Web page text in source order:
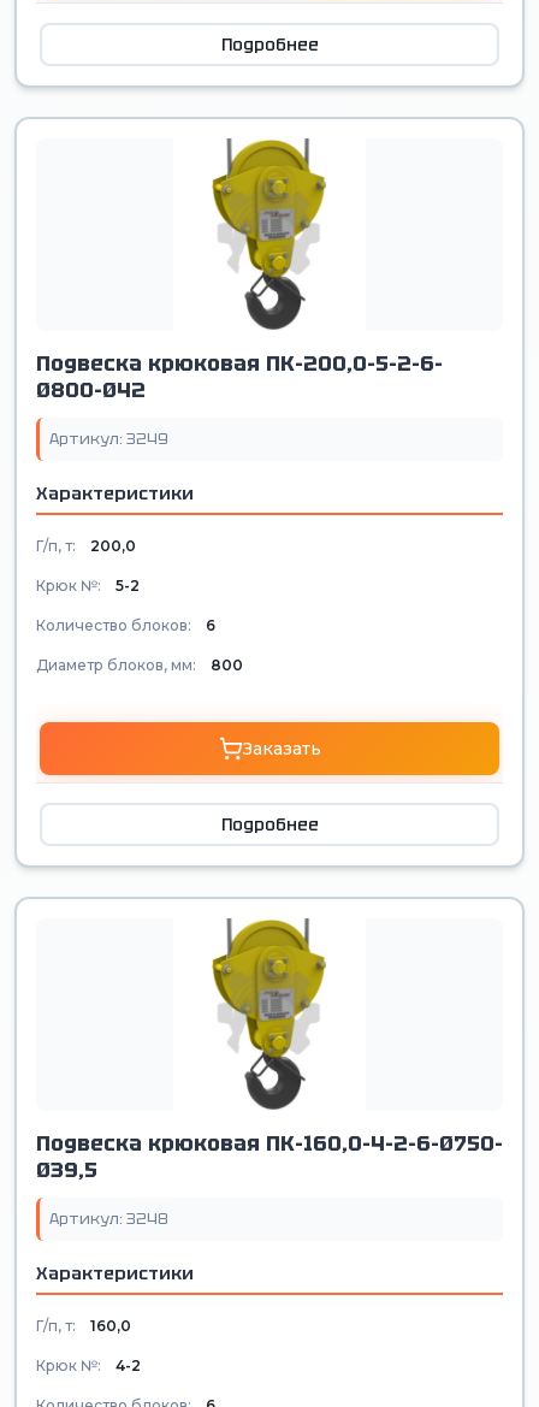
Подробнее
Подвеска крюковая ПК-200,0-5-2-6-
Ø800-Ø42
Артикул: 3249
Характеристики
Г/п, т: 200,0
Крюк №: 5-2
Количество блоков: 6
Диаметр блоков, мм: 800
Заказать
Подробнее
Подвеска крюковая ПК-160,0-4-2-6-Ø750-
Ø39,5
Артикул: 3248
Характеристики
Г/п, т: 160,0
Крюк №: 4-2